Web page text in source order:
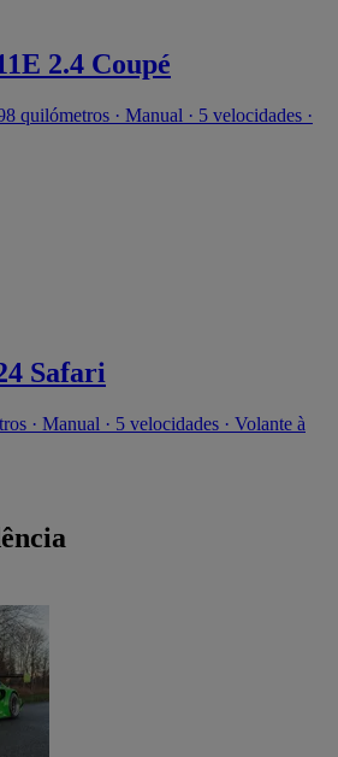
2.4 Coupé
quilómetros · Manual · 5 velocidades ·
Safari
· Manual · 5 velocidades · Volante à